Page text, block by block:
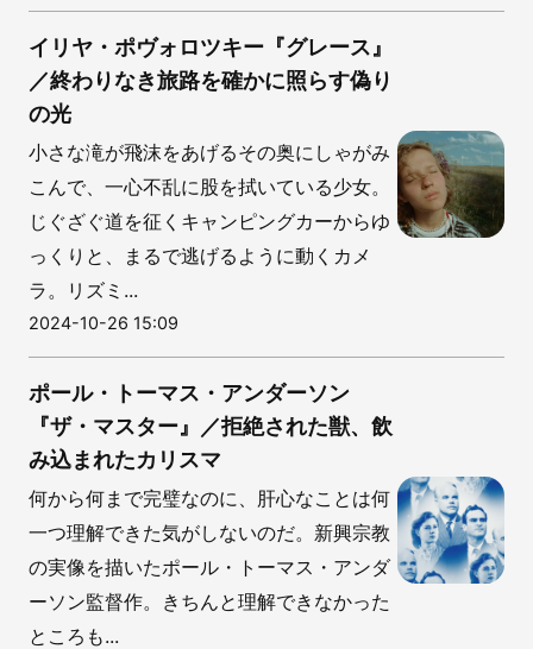
イリヤ・ポヴォロツキー『グレース』
／終わりなき旅路を確かに照らす偽り
の光
小さな滝が飛沫をあげるその奥にしゃがみ
こんで、一心不乱に股を拭いている少女。
じぐざぐ道を征くキャンピングカーからゆ
っくりと、まるで逃げるように動くカメ
ラ。リズミ...
2024-10-26 15:09
ポール・トーマス・アンダーソン
『ザ・マスター』／拒絶された獣、飲
み込まれたカリスマ
何から何まで完璧なのに、肝心なことは何
一つ理解できた気がしないのだ。新興宗教
の実像を描いたポール・トーマス・アンダ
ーソン監督作。きちんと理解できなかった
ところも...